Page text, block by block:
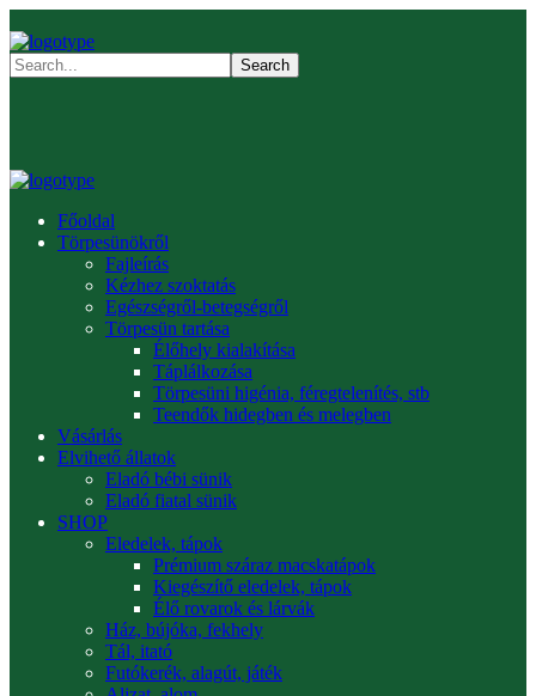
Főoldal
Törpesünökről
Fajleírás
Kézhez szoktatás
Egészségről-betegségről
Törpesün tartása
Élőhely kialakítása
Táplálkozása
Törpesüni higénia, féregtelenítés, stb
Teendők hidegben és melegben
Vásárlás
Elvihető állatok
Eladó bébi sünik
Eladó fiatal sünik
SHOP
Eledelek, tápok
Prémium száraz macskatápok
Kiegészítő eledelek, tápok
Élő rovarok és lárvák
Ház, bújóka, fekhely
Tál, itató
Futókerék, alagút, játék